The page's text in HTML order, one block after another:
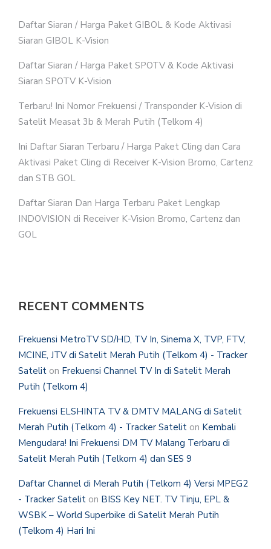
Daftar Siaran / Harga Paket GIBOL & Kode Aktivasi
Siaran GIBOL K-Vision
Daftar Siaran / Harga Paket SPOTV & Kode Aktivasi
Siaran SPOTV K-Vision
Terbaru! Ini Nomor Frekuensi / Transponder K-Vision di
Satelit Measat 3b & Merah Putih (Telkom 4)
Ini Daftar Siaran Terbaru / Harga Paket Cling dan Cara
Aktivasi Paket Cling di Receiver K-Vision Bromo, Cartenz
dan STB GOL
Daftar Siaran Dan Harga Terbaru Paket Lengkap
INDOVISION di Receiver K-Vision Bromo, Cartenz dan
GOL
RECENT COMMENTS
Frekuensi MetroTV SD/HD, TV In, Sinema X, TVP, FTV,
MCINE, JTV di Satelit Merah Putih (Telkom 4) - Tracker
Satelit on Frekuensi Channel TV In di Satelit Merah
Putih (Telkom 4)
Frekuensi ELSHINTA TV & DMTV MALANG di Satelit
Merah Putih (Telkom 4) - Tracker Satelit on Kembali
Mengudara! Ini Frekuensi DM TV Malang Terbaru di
Satelit Merah Putih (Telkom 4) dan SES 9
Daftar Channel di Merah Putih (Telkom 4) Versi MPEG2
- Tracker Satelit on BISS Key NET. TV Tinju, EPL &
WSBK – World Superbike di Satelit Merah Putih
(Telkom 4) Hari Ini